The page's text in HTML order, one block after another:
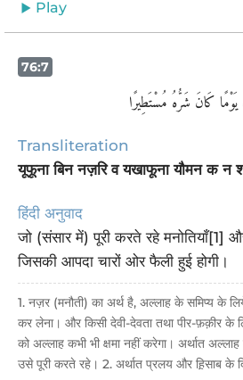
Play
76:7
Transliteration
यूफूना बिन नज़रि व यखाफूना यौमन क न
हिंदी अनुवाद
जो (संसार में) पूरी करते रहे मनोतियाँ[1]
जिसकी आपदा चारों ओर फैली हुई होगी।
1. नज़र (मनौती) का अर्थ है, अल्लाह के समिप्य के
कर लेना। और किसी देवी-देवता तथा पीर-फ़क़ीर के
को अल्लाह कभी भी क्षमा नहीं करेगा। अर्थात
उसे पूरी करते रहे। 2. अर्थात प्रलय और ह़िसाब के